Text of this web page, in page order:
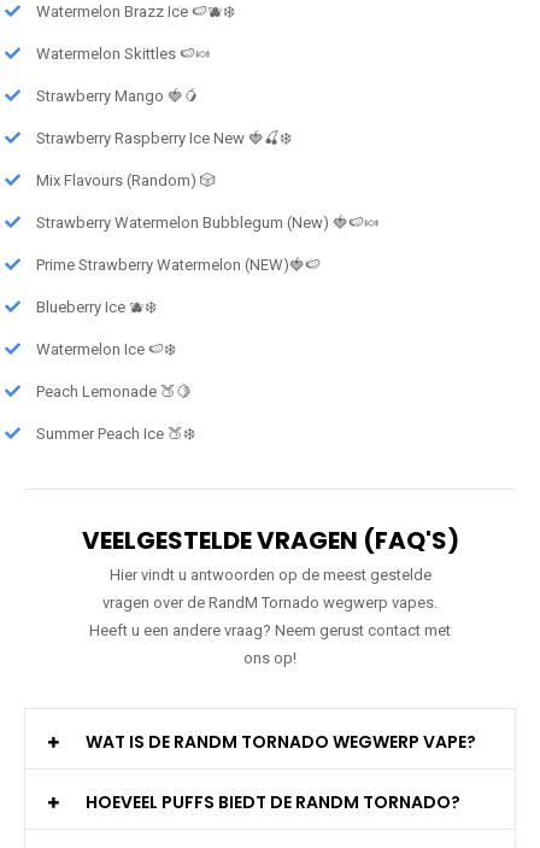
Watermelon Brazz Ice 🍉🫐❄️
Watermelon Skittles 🍉🍬
Strawberry Mango 🍓🥭
Strawberry Raspberry Ice New 🍓🍒❄️
Mix Flavours (Random) 🎲
Strawberry Watermelon Bubblegum (New) 🍓🍉🍬
Prime Strawberry Watermelon (NEW)🍓🍉
Blueberry Ice 🫐❄️
Watermelon Ice 🍉❄️
Peach Lemonade 🍑🍋
Summer Peach Ice 🍑❄️
VEELGESTELDE VRAGEN (FAQ'S)
Hier vindt u antwoorden op de meest gestelde
vragen over de RandM Tornado wegwerp vapes.
Heeft u een andere vraag? Neem gerust contact met
ons op!
WAT IS DE RANDM TORNADO WEGWERP VAPE?
HOEVEEL PUFFS BIEDT DE RANDM TORNADO?